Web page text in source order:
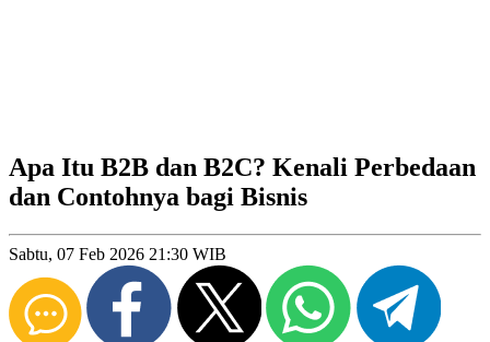
Apa Itu B2B dan B2C? Kenali Perbedaan
dan Contohnya bagi Bisnis
Sabtu, 07 Feb 2026 21:30 WIB